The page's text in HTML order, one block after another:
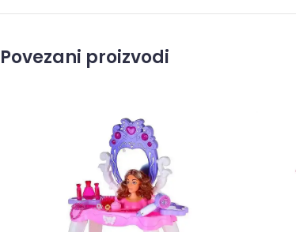
Povezani proizvodi